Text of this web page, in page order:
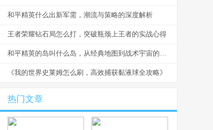
和平精英什么出新军需，潮流与策略的深度解析
王者荣耀钻石局怎么打，突破瓶颈上王者的实战心得
和平精英的岛叫什么岛，从经典地图到战术宇宙的副标题
《我的世界史莱姆怎么刷，高效捕获黏液球全攻略》
热门文章